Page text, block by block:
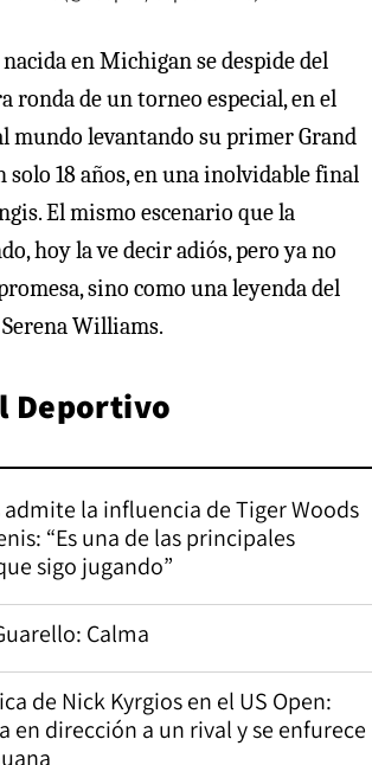
en Michigan se despide del
ronda de un torneo especial, en el
mundo levantando su primer Grand
solo 18 años, en una inolvidable final
El mismo escenario que la
hoy la ve decir adiós, pero ya no
sino como una leyenda del
Williams.
Deportivo
la influencia de Tiger Woods
“Es una de las principales
sigo jugando”
Calma
de Nick Kyrgios en el US Open:
en dirección a un rival y se enfurece